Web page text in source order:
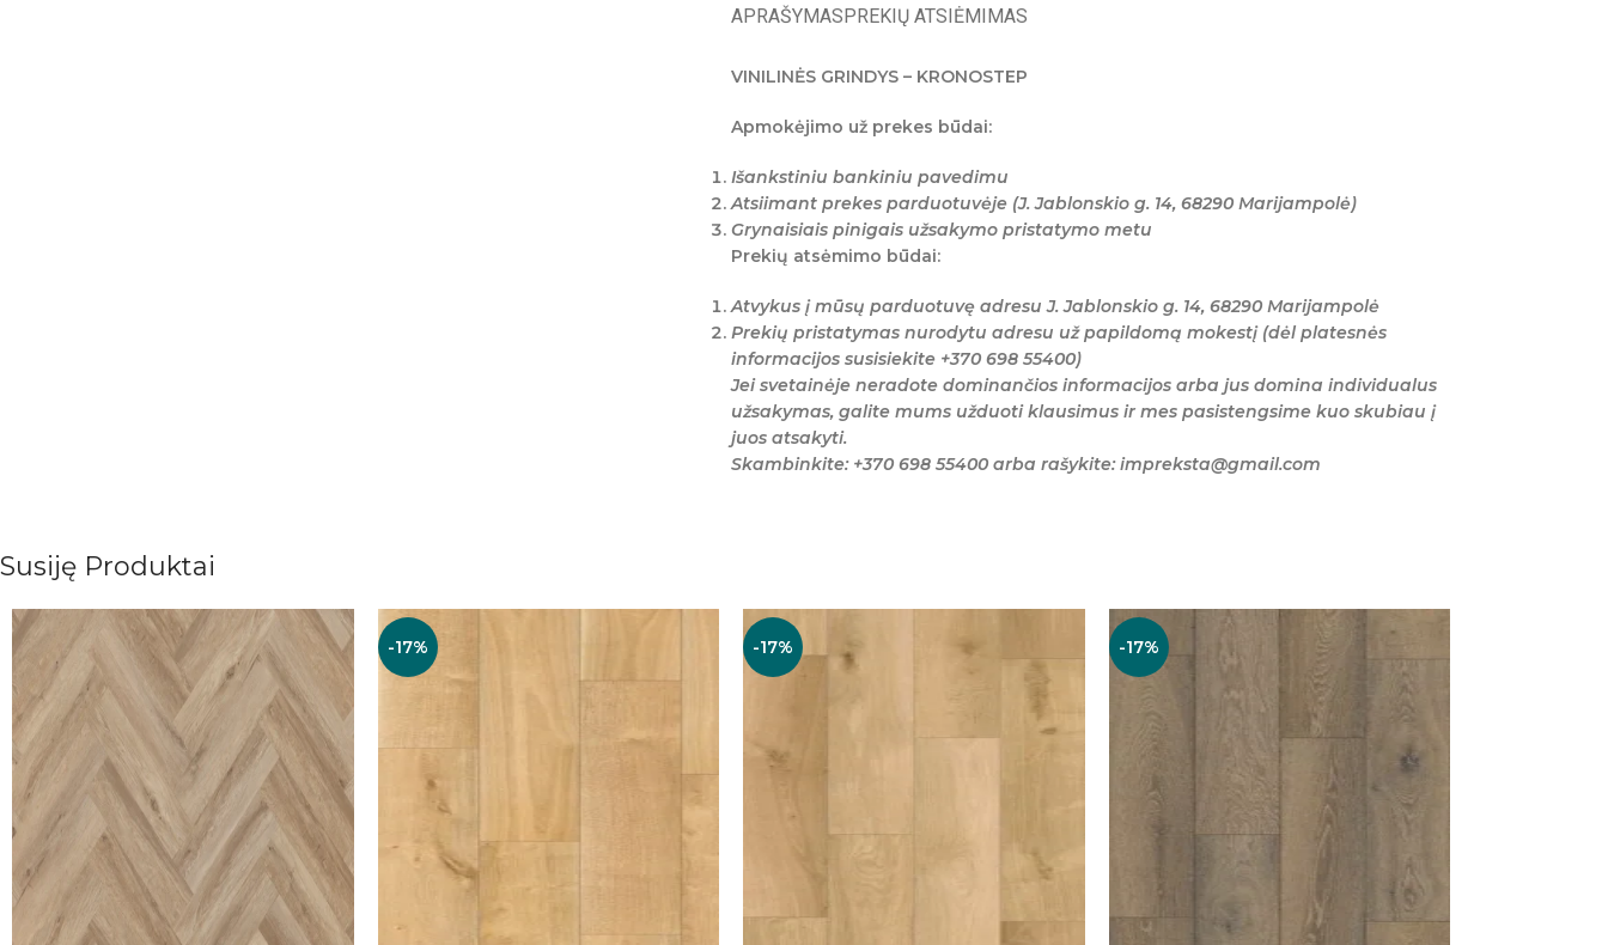
APRAŠYMASPREKIŲ ATSIĖMIMAS
VINILINĖS GRINDYS – KRONOSTEP
Apmokėjimo už prekes būdai:
Išankstiniu bankiniu pavedimu
Atsiimant prekes parduotuvėje (J. Jablonskio g. 14, 68290 Marijampolė)
Grynaisiais pinigais užsakymo pristatymo metu
Prekių atsėmimo būdai:
Atvykus į mūsų parduotuvę adresu J. Jablonskio g. 14, 68290 Marijampolė
Prekių pristatymas nurodytu adresu už papildomą mokestį (dėl platesnės
informacijos susisiekite +370 698 55400)
Jei svetainėje neradote dominančios informacijos arba jus domina individualus
užsakymas, galite mums užduoti klausimus ir mes pasistengsime kuo skubiau į
juos atsakyti.
Skambinkite: +370 698 55400 arba rašykite: impreksta@gmail.com
Susiję Produktai
-17% -17% -17%